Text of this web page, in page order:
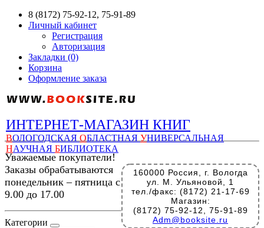
8 (8172) 75-92-12, 75-91-89
Личный кабинет
Регистрация
Авторизация
Закладки (0)
Корзина
Оформление заказа
ИНТЕРНЕТ-МАГАЗИН КНИГ
ВОЛОГОДСКАЯ ОБЛАСТНАЯ УНИВЕРСАЛЬНАЯ
НАУЧНАЯ БИБЛИОТЕКА
160000 Россия, г. Вологда
ул. М. Ульяновой, 1
тел./факс: (8172) 21-17-69
Магазин:
(8172) 75-92-12, 75-91-89
Adm@booksite.ru
Уважаемые покупатели!
Заказы обрабатываются
понедельник – пятница с
9.00 до 17.00
Категории